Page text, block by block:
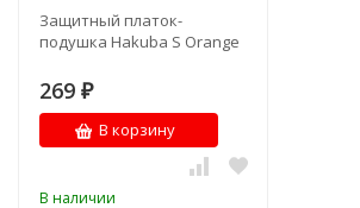
Защитный платок-
подушка Hakuba S Orange
269 ₽
В корзину
В наличии